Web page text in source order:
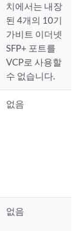
치에서는 내장
된 4개의 10기
가비트 이더넷
SFP+ 포트를
VCP로 사용할
수 없습니다.
없음
없음